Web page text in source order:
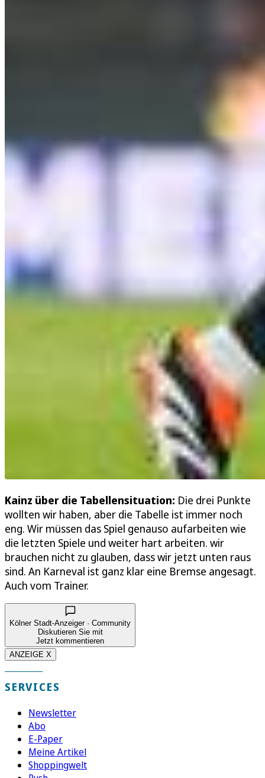
Kainz über die Tabellensituation: Die drei Punkte
wollten wir haben, aber die Tabelle ist immer noch
eng. Wir müssen das Spiel genauso aufarbeiten wie
die letzten Spiele und weiter hart arbeiten. wir
brauchen nicht zu glauben, dass wir jetzt unten raus
sind. An Karneval ist ganz klar eine Bremse angesagt.
Auch vom Trainer.
Kölner Stadt-Anzeiger · Community
Diskutieren Sie mit
Jetzt kommentieren
ANZEIGE X
SERVICES
Newsletter
Abo
E-Paper
Meine Artikel
Shoppingwelt